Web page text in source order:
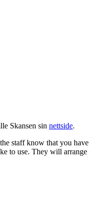
Skansen sin nettside.
staff know that you have
to use. They will arrange